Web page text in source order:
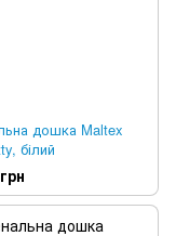
дошка Maltex
білий